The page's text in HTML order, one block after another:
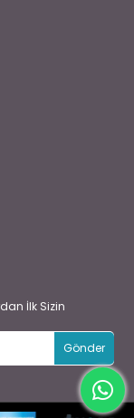
İlk Sizin
Gönder